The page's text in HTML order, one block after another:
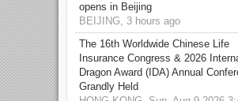
opens in Beijing
BEIJING, 3 hours ago
The 16th Worldwide Chinese Life
Insurance Congress & 2026
Dragon Award (IDA) Annual
Grandly Held